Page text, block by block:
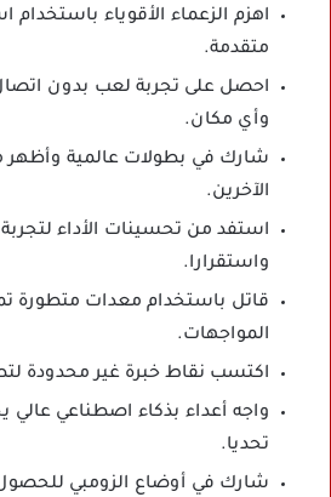
اهزم الزعماء الأقوياء باستخدام
متقدمة.
احصل على تجربة لعب بدون
وأي مكان.
شارك في بطولات عالمية وأظهر
الآخرين.
استفد من تحسينات الأداء
واستقرارا.
قاتل باستخدام معدات متطورة
المواجهات.
اكتسب نقاط خبرة غير محدودة
واجه أعداء بذكاء اصطناعي عالي
تحديا.
شارك في أوضاع الزومبي